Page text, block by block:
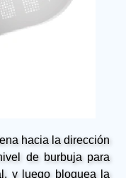
hacia la dirección
de burbuja para
y luego bloquea la